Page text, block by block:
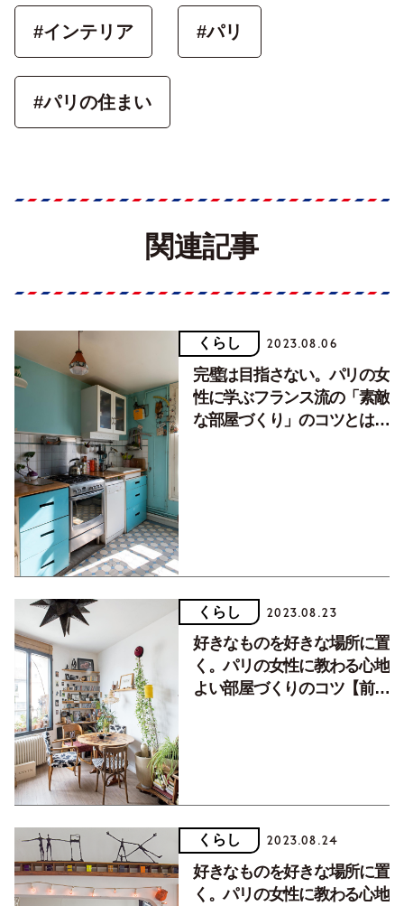
#インテリア #パリ
#パリの住まい
関連記事
くらし 2023.08.06
完璧は目指さない。パリの女
性に学ぶフランス流の「素敵
な部屋づくり」のコツとは？
くらし 2023.08.23
好きなものを好きな場所に置
く。パリの女性に教わる心地
よい部屋づくりのコツ【前
くらし 2023.08.24
好きなものを好きな場所に置
く。パリの女性に教わる心地